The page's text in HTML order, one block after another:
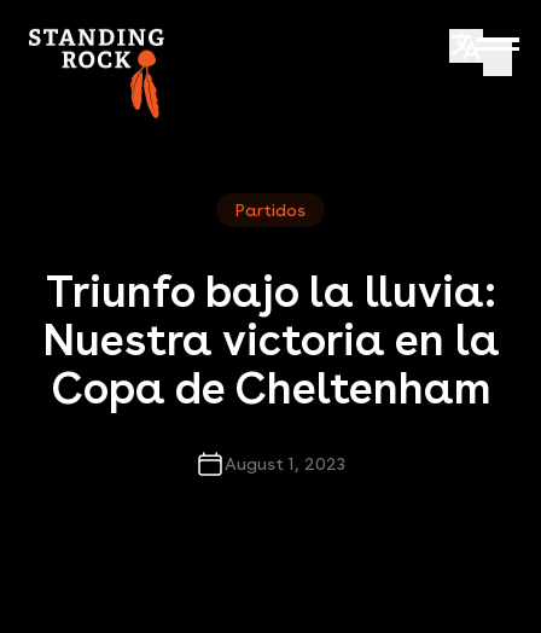
Partidos
Triunfo bajo la lluvia:
Nuestra victoria en la
Copa de Cheltenham
August 1, 2023